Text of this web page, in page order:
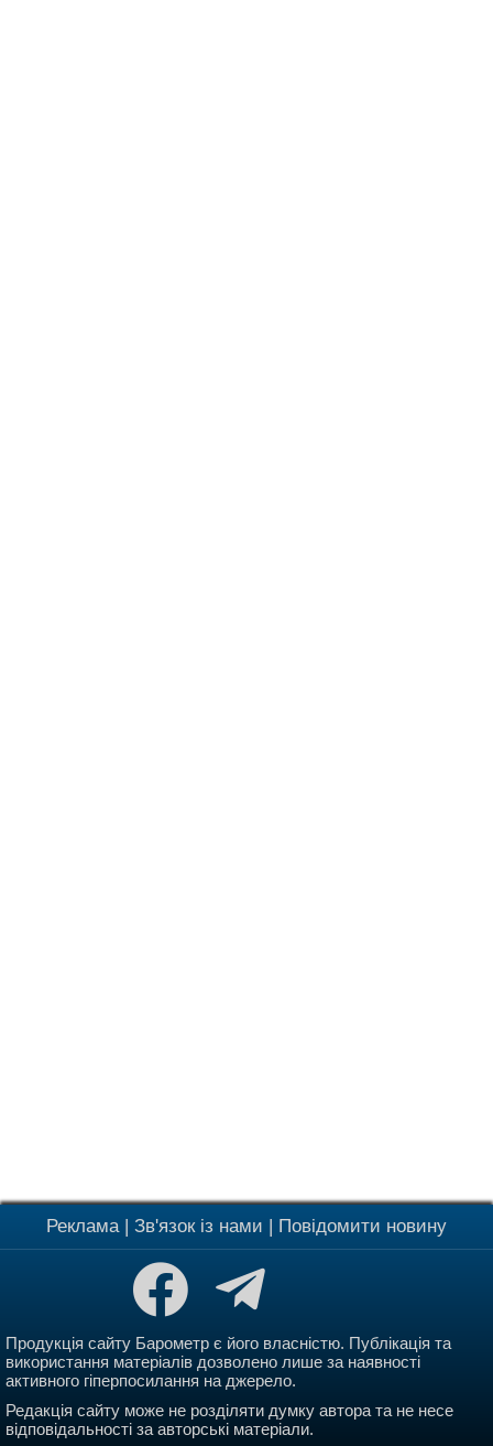
Реклама| Зв'язок із нами Повідомити новину
Продукція сайту Барометр є його власністю. Публікація та
використання матеріалів дозволено лише за наявності
активного гіперпосилання на джерело.
Редакція сайту може не розділяти думку автора та не несе
відповідальності за авторські матеріали.